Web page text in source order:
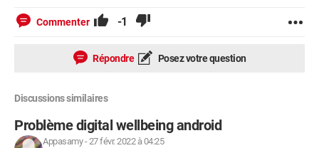
Commenter -1
Répondre Posez votre question
Discussions similaires
Problème digital wellbeing android
Appasamy-27 févr. 2022 à 04:25